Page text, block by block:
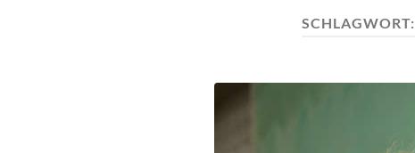
SCHLAGWORT: